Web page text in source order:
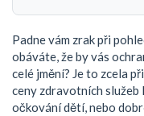
Padne vám zrak při
obáváte, že by vás
celé jmění? Je to zcela
ceny zdravotních služeb
očkování dětí, nebo